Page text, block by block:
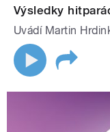
Výsledky
Uvádí Martin